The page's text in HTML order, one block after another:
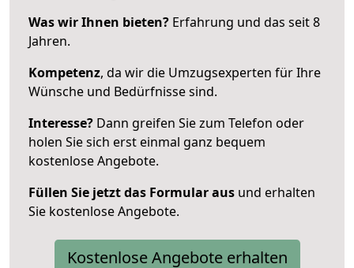
Was wir Ihnen bieten? Erfahrung und das seit 8
Jahren.
Kompetenz, da wir die Umzugsexperten für Ihre
Wünsche und Bedürfnisse sind.
Interesse? Dann greifen Sie zum Telefon oder
holen Sie sich erst einmal ganz bequem
kostenlose Angebote.
Füllen Sie jetzt das Formular aus und erhalten
Sie kostenlose Angebote.
Kostenlose Angebote erhalten